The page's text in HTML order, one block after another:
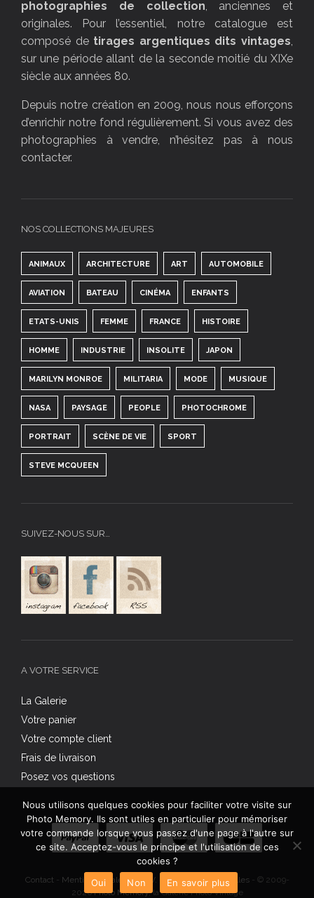
photographies de collection, anciennes et
originales. Pour l’essentiel, notre catalogue est
composé de tirages argentiques dits vintages,
sur une période allant de la seconde moitié du XIXe
siècle aux années 80.
Depuis notre création en 2009, nous nous efforçons
d’enrichir notre fond régulièrement. Si vous avez des
photographies à vendre, n’hésitez pas à nous
contacter.
NOS COLLECTIONS MAJEURES
ANIMAUX ARCHITECTURE ART AUTOMOBILE
AVIATION BATEAU CINÉMA ENFANTS
ETATS-UNIS FEMME FRANCE HISTOIRE
HOMME INDUSTRIE INSOLITE JAPON
MARILYN MONROE MILITARIA MODE MUSIQUE
NASA PAYSAGE PEOPLE PHOTOCHROME
PORTRAIT SCÈNE DE VIE SPORT
STEVE MCQUEEN
SUIVEZ-NOUS SUR…
A VOTRE SERVICE
La Galerie
Votre panier
Votre compte client
Frais de livraison
Posez vos questions
Contact- Mentions légales - C.G.V. Données personnelles- © 2009-
2026Photo Memory, la Galerie Photo Vintage
Nous utilisons quelques cookies pour faciliter votre visite sur
Photo Memory. Ils sont utiles en particulier pour mémoriser
votre commande lorsque vous passez d'une page à l'autre sur
ce site. Acceptez-vous le principe et l'utilisation de ces
cookies ?
Oui
Non En savoir plus